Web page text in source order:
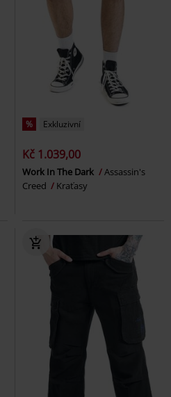
% Exkluzivní
Kč 1.039,00
Work In The Dark
Assassin's
Creed
Kraťasy